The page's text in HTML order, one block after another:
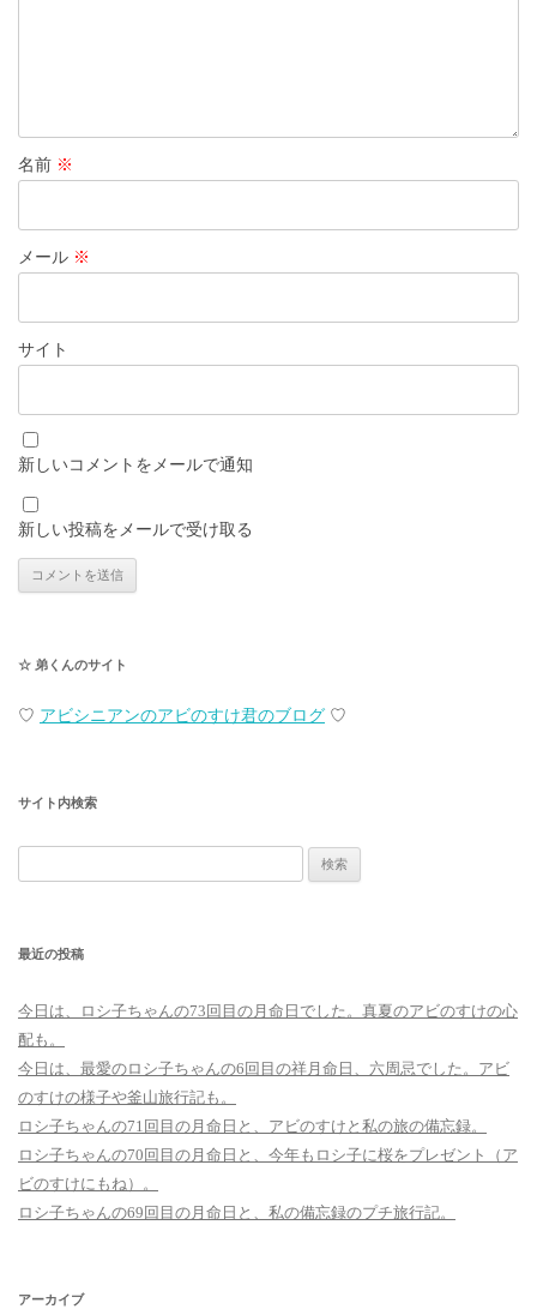
名前 ※
メール ※
サイト
新しいコメントをメールで通知
新しい投稿をメールで受け取る
☆ 弟くんのサイト
♡ アビシニアンのアビのすけ君のブログ ♡
サイト内検索
索:
最近の投稿
今日は、ロシ子ちゃんの73回目の月命日でした。真夏のアビのすけの心
配も。
今日は、最愛のロシ子ちゃんの6回目の祥月命日、六周忌でした。アビ
のすけの様子や釜山旅行記も。
ロシ子ちゃんの71回目の月命日と、アビのすけと私の旅の備忘録。
ロシ子ちゃんの70回目の月命日と、今年もロシ子に桜をプレゼント（ア
ビのすけにもね）。
ロシ子ちゃんの69回目の月命日と、私の備忘録のプチ旅行記。
アーカイブ